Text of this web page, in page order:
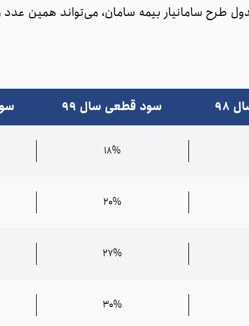
مطابق جدول طرح سامانیار بیمه سامان، می‌تواند
سود قطعی سال 99
18%
20%
27%
30%